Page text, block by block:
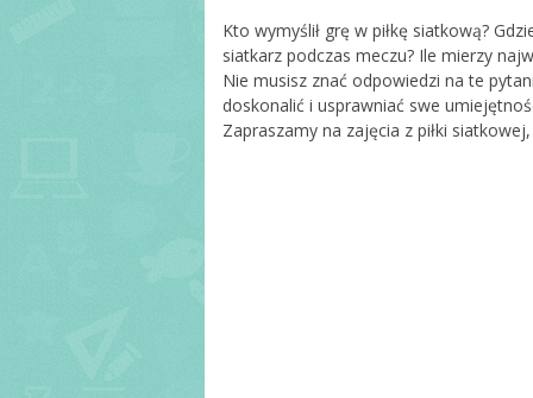
Sekretariat
RODO
Pedagog i
Kto wymyślił grę w piłkę siatkową?
siatkarz podczas meczu? Ile mierzy
Nie musisz znać odpowiedzi na te
doskonalić i usprawniać swe
Zapraszamy na zajęcia z piłki